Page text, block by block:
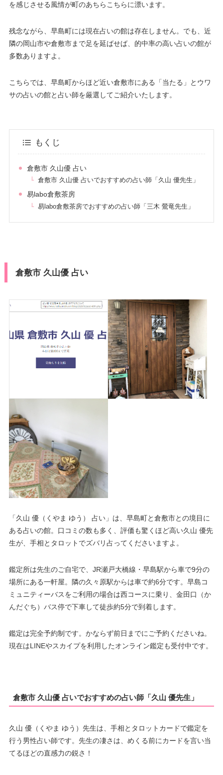
を感じさせる風情が町のあちらこちらに漂います。
残念ながら、早島町には現在占いの館は存在しません。でも、近
隣の岡山市や倉敷市まで足を延ばせば、的中率の高い占いの館が
多数ありますよ。
こちらでは、早島町からほど近い倉敷市にある「当たる」とウワ
サの占いの館と占い師を厳選してご紹介いたします。
もくじ
倉敷市 久山優 占い
倉敷市 久山優 占いでおすすめの占い師「久山 優先生」
易labo倉敷茶房
易labo倉敷茶房でおすすめの占い師「三木 鶯竜先生」
倉敷市 久山優 占い
「久山 優（くやま ゆう） 占い」は、早島町と倉敷市との境目に
ある占いの館。口コミの数も多く、評価も驚くほど高い久山 優先
生が、手相とタロットでズバリ占ってくださいますよ。
鑑定所は先生のご自宅で、JR瀬戸大橋線・早島駅から車で9分の
場所にある一軒屋。隣の久々原駅からは車で約6分です。早島コ
ミュニティーバスをご利用の場合は西コースに乗り、金田口（か
んだぐち）バス停で下車して徒歩約5分で到着します。
鑑定は完全予約制です。かならず前日までにご予約くださいね。
現在はLINEやスカイプを利用したオンライン鑑定も受付中です。
倉敷市 久山優 占いでおすすめの占い師「久山 優先生」
久山 優（くやま ゆう）先生は、手相とタロットカードで鑑定を
行う男性占い師です。先生の凄さは、めくる前にカードを言い当
てるほどの直感力の鋭さ！